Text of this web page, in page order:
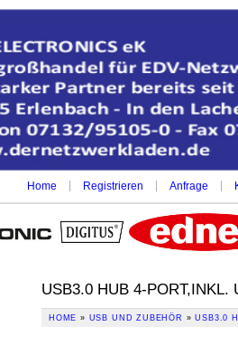
Home Registrieren Anfrage
USB3.0 HUB 4-PORT,INKL.
HOME » USB UND ZUBEHÖR »USB3.0